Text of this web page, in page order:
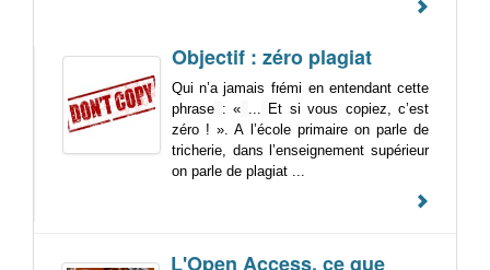
Objectif : zéro plagiat
Qui n’a jamais frémi en entendant cette
phrase : « ... Et si vous copiez, c’est
zéro ! ». A l’école primaire on parle de
tricherie, dans l’enseignement supérieur
on parle de plagiat ...
L'Open Access, ce que